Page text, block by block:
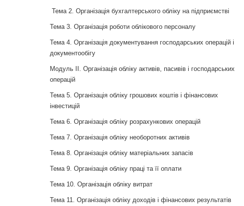
Тема 2. Організація бухгалтерського обліку на підприємстві
Тема 3. Організація роботи облікового персоналу
Тема 4. Організація документування господарських операцій і
документообігу
Модуль ІІ. Організація обліку активів, пасивів і господарських
операцій
Тема 5. Організація обліку грошових коштів і фінансових
інвестицій
Тема 6. Організація обліку розрахункових операцій
Тема 7. Організація обліку необоротних активів
Тема 8. Організація обліку матеріальних запасів
Тема 9. Організація обліку праці та її оплати
Тема 10. Організація обліку витрат
Тема 11. Організація обліку доходів і фінансових результатів